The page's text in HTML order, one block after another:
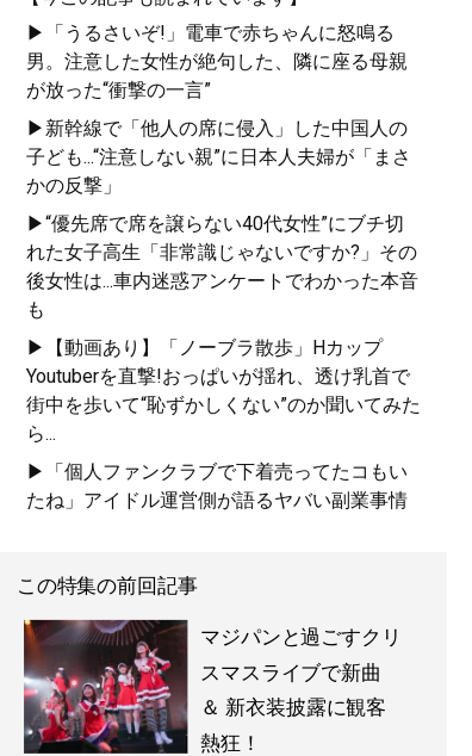
▶「うるさいぞ!」電車で赤ちゃんに怒鳴る
男。注意した女性が絶句した、隣に座る母親
が放った“衝撃の一言”
▶新幹線で「他人の席に侵入」した中国人の
子ども...“注意しない親”に日本人夫婦が「まさ
かの反撃」
▶“優先席で席を譲らない40代女性”にブチ切
れた女子高生「非常識じゃないですか?」その
後女性は...車内迷惑アンケートでわかった本音
も
▶【動画あり】「ノーブラ散歩」Hカップ
Youtuberを直撃!おっぱいが揺れ、透け乳首で
街中を歩いて“恥ずかしくない”のか聞いてみた
ら...
▶「個人ファンクラブで下着売ってたコもい
たね」アイドル運営側が語るヤバい副業事情
この特集の前回記事
マジパンと過ごすクリ
スマスライブで新曲
＆ 新衣装披露に観客
熱狂！